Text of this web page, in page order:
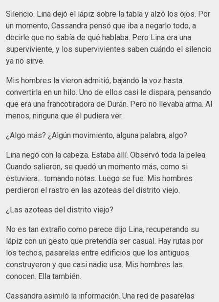
Silencio. Lina dejó el lápiz sobre la tabla y alzó los ojos. Por
un momento, Cassandra pensó que iba a negarlo todo, a
decirle que no sabía de qué hablaba. Pero Lina era una
superviviente, y los supervivientes saben cuándo el silencio
ya no sirve.
Mis hombres la vieron admitió, bajando la voz hasta
convertirla en un hilo. Uno de ellos casi le dispara, pensando
que era una francotiradora de Durán. Pero no llevaba arma. Al
menos, ninguna que él pudiera ver.
¿Algo más? ¿Algún movimiento, alguna palabra, algo?
Lina negó con la cabeza. Estaba allí. Observó toda la pelea.
Cuando salieron, se quedó un momento más, como si
estuviera... tomando notas. Luego se fue. Mis hombres
perdieron el rastro en las azoteas del distrito viejo.
¿Las azoteas del distrito viejo?
No es tan extraño como parece dijo Lina, recuperando su
lápiz con un gesto que pretendía ser casual. Hay rutas por
los techos, pasarelas entre edificios que los antiguos
construyeron y que casi nadie usa. Mis hombres las
conocen. Ella también.
Cassandra asimiló la información. Una red de pasarelas